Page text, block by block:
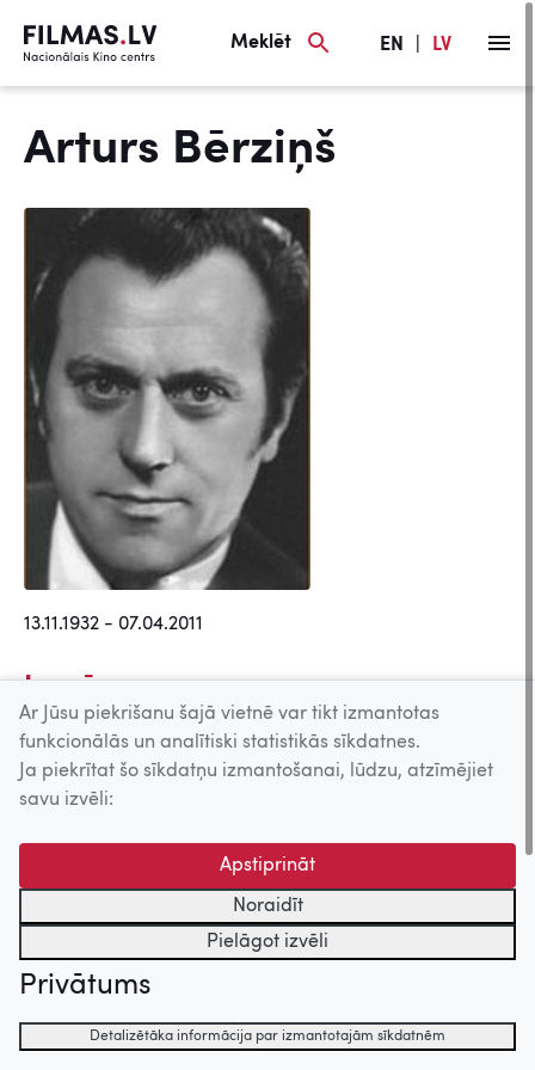
Meklēt EN LV
Arturs Bērziņš
13.11.1932 - 07.04.2011
Lomās
Gaidiet \"Džonu Graftonu\" (1979)
Šauj manā vietā (1970)
Pilsēta zem liepām (1971)
Kā gulbji balti padebeši iet (1957)
Uz augšu
Ar Jūsu piekrišanu šajā vietnē var tikt izmantotas
funkcionālās un analītiski statistikās sīkdatnes.
Ja piekrītat šo sīkdatņu izmantošanai, lūdzu, atzīmējiet
savu izvēli:
Apstiprināt
Noraidīt
Pielāgot izvēli
Privātums
Detalizētāka informācija par izmantotajām sīkdatnēm